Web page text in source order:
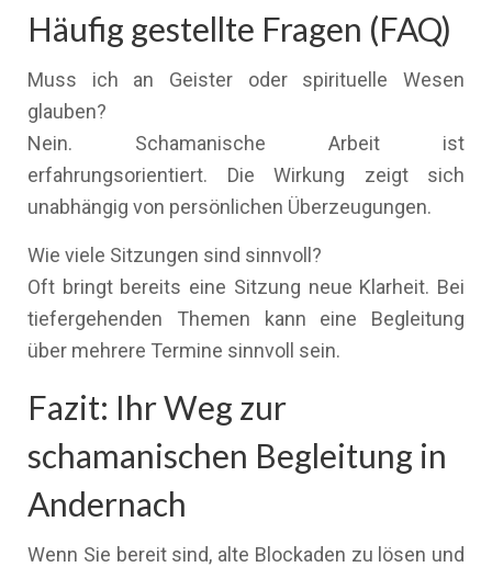
Häufig gestellte Fragen (FAQ)
Muss ich an Geister oder spirituelle Wesen
glauben?
Nein. Schamanische Arbeit ist
erfahrungsorientiert. Die Wirkung zeigt sich
unabhängig von persönlichen Überzeugungen.
Wie viele Sitzungen sind sinnvoll?
Oft bringt bereits eine Sitzung neue Klarheit. Bei
tiefergehenden Themen kann eine Begleitung
über mehrere Termine sinnvoll sein.
Fazit: Ihr Weg zur
schamanischen Begleitung in
Andernach
Wenn Sie bereit sind, alte Blockaden zu lösen und